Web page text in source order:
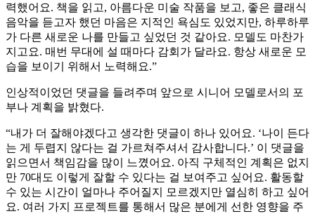
력했어요. 책을 읽고, 아름다운 미술 작품을 보고, 좋은 클래식
음악을 듣고자 했던 마음은 지적인 욕심도 있었지만, 하루하루
가 다른 새로운 나를 만들고 싶었던 것 같아요. 모델도 마찬가
지고요. 매번 무대에 설 때마다 감회가 달라요. 항상 새로운 모
습을 보이기 위해서 노력해요.”
인상적이었던 댓글을 들려주며 앞으로 시니어 모델로서의 포
부나 계획을 밝혔다.
“내가 더 잘해야겠다고 생각한 댓글이 하나 있어요. ‘나이 든다
는 게 두렵지 않다는 걸 가르쳐주셔서 감사합니다.’ 이 댓글을
읽으면서 책임감을 많이 느꼈어요. 아직 구체적인 계획은 없지
만 70대도 이렇게 잘할 수 있다는 걸 보여주고 싶어요. 활동할
수 있는 시간이 얼마나 주어질지 모르겠지만 열심히 하고 싶어
요. 여러 가지 프로젝트를 통해서 많은 분에게 선한 영향을 주